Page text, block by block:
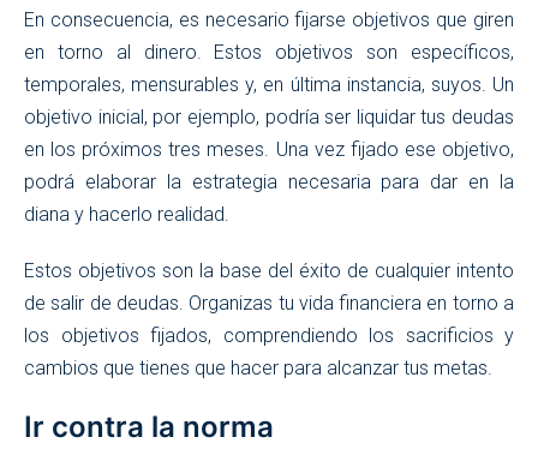
En consecuencia, es necesario fijarse objetivos que giren
en torno al dinero. Estos objetivos son específicos,
temporales, mensurables y, en última instancia, suyos. Un
objetivo inicial, por ejemplo, podría ser liquidar tus deudas
en los próximos tres meses. Una vez fijado ese objetivo,
podrá elaborar la estrategia necesaria para dar en la
diana y hacerlo realidad.
Estos objetivos son la base del éxito de cualquier intento
de salir de deudas. Organizas tu vida financiera en torno a
los objetivos fijados, comprendiendo los sacrificios y
cambios que tienes que hacer para alcanzar tus metas.
Ir contra la norma